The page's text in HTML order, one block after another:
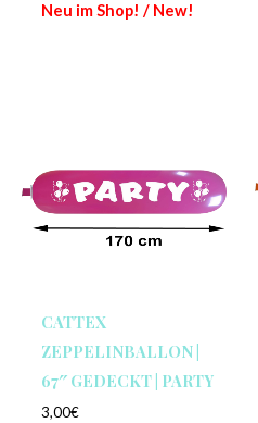
Neu im Shop! / New!
CATTEX
ZEPPELINBALLON |
67″ GEDECKT | PARTY
3,00€